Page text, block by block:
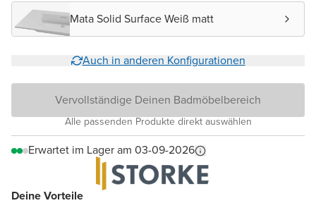
Deine Vorteile
Mata Solid Surface Weiß matt
Auch in anderen Konfigurationen
Vervollständige Deinen Badmöbelbereich
Alle passenden Produkte direkt auswählen
Erwartet im Lager am 03-09-2026